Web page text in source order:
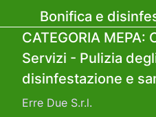
Bonifica e
CATEGORIA
Servizi - Pulizia
disinfestazione e
Erre Due S.r.l.